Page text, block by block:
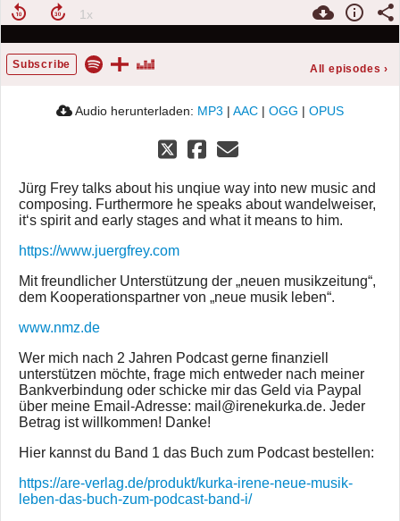
Subscribe All episodes ›
Audio herunterladen: MP3 | AAC | OGG | OPUS
Jürg Frey talks about his unqiue way into new music and
composing. Furthermore he speaks about wandelweiser,
it‘s spirit and early stages and what it means to him.
https://www.juergfrey.com
Mit freundlicher Unterstützung der „neuen musikzeitung“,
dem Kooperationspartner von „neue musik leben“.
www.nmz.de
Wer mich nach 2 Jahren Podcast gerne finanziell
unterstützen möchte, frage mich entweder nach meiner
Bankverbindung oder schicke mir das Geld via Paypal
über meine Email-Adresse: mail@irenekurka.de. Jeder
Betrag ist willkommen! Danke!
Hier kannst du Band 1 das Buch zum Podcast bestellen:
https://are-verlag.de/produkt/kurka-irene-neue-musik-
leben-das-buch-zum-podcast-band-i/